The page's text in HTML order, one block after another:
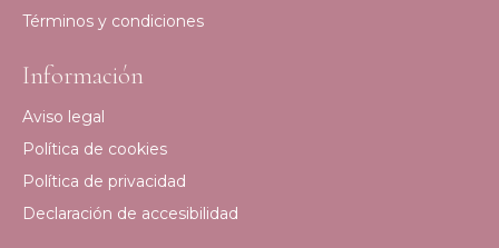
Términos y condiciones
Información
Aviso legal
Política de cookies
Política de privacidad
Declaración de accesibilidad